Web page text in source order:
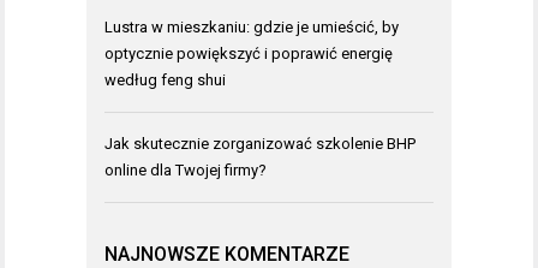
Lustra w mieszkaniu: gdzie je umieścić, by
optycznie powiększyć i poprawić energię
według feng shui
Jak skutecznie zorganizować szkolenie BHP
online dla Twojej firmy?
NAJNOWSZE KOMENTARZE